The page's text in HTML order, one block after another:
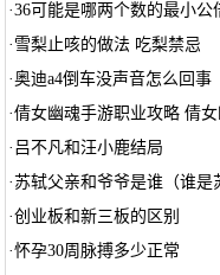
·36可能是哪两个数的最小公
· 雪梨止咳的做法 吃梨禁忌
·奥迪a4倒车没声音怎么回事
·倩女幽魂手游职业攻略 倩
· 吕不凡和汪小鹿结局
·苏轼父亲和爷爷是谁（谁是
·创业板和新三板的区别
·怀孕30周脉搏多少正常